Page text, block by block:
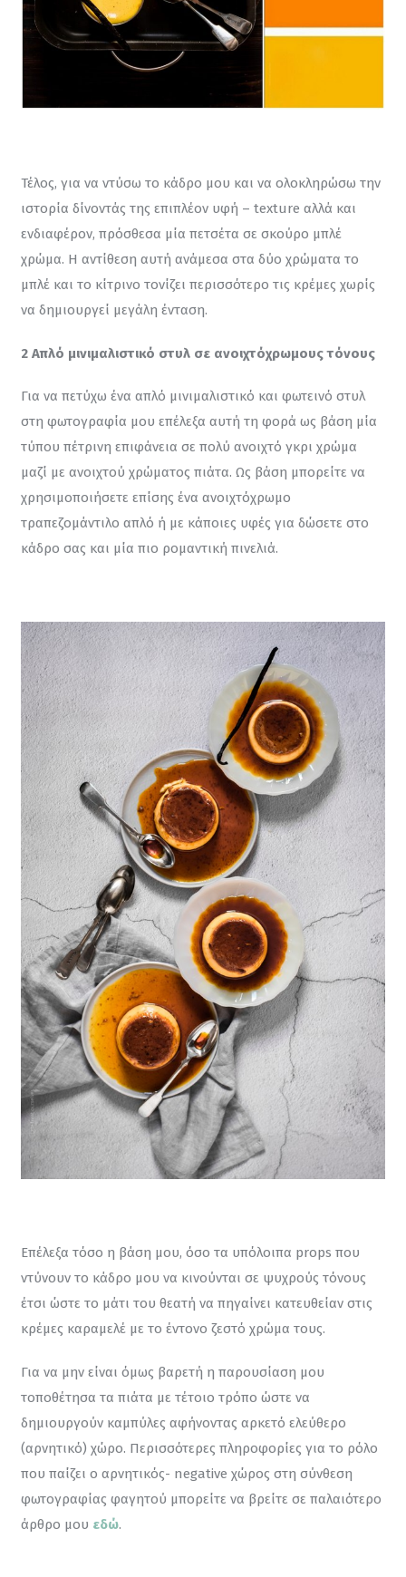
Τέλος, για να ντύσω το κάδρο μου και να ολοκληρώσω την
ιστορία δίνοντάς της επιπλέον υφή – texture αλλά και
ενδιαφέρον, πρόσθεσα μία πετσέτα σε σκούρο μπλέ
χρώμα. Η αντίθεση αυτή ανάμεσα στα δύο χρώματα το
μπλέ και το κίτρινο τονίζει περισσότερο τις κρέμες χωρίς
να δημιουργεί μεγάλη ένταση.
2 Απλό μινιμαλιστικό στυλ σε ανοιχτόχρωμους τόνους
Για να πετύχω ένα απλό μινιμαλιστικό και φωτεινό στυλ
στη φωτογραφία μου επέλεξα αυτή τη φορά ως βάση μία
τύπου πέτρινη επιφάνεια σε πολύ ανοιχτό γκρι χρώμα
μαζί με ανοιχτού χρώματος πιάτα. Ως βάση μπορείτε να
χρησιμοποιήσετε επίσης ένα ανοιχτόχρωμο
τραπεζομάντιλο απλό ή με κάποιες υφές για δώσετε στο
κάδρο σας και μία πιο ρομαντική πινελιά.
Επέλεξα τόσο η βάση μου, όσο τα υπόλοιπα props που
ντύνουν το κάδρο μου να κινούνται σε ψυχρούς τόνους
έτσι ώστε το μάτι του θεατή να πηγαίνει κατευθείαν στις
κρέμες καραμελέ με το έντονο ζεστό χρώμα τους.
Για να μην είναι όμως βαρετή η παρουσίαση μου
τοποθέτησα τα πιάτα με τέτοιο τρόπο ώστε να
δημιουργούν καμπύλες αφήνοντας αρκετό ελεύθερο
(αρνητικό) χώρο. Περισσότερες πληροφορίες για το ρόλο
που παίζει ο αρνητικός- negative χώρος στη σύνθεση
φωτογραφίας φαγητού μπορείτε να βρείτε σε παλαιότερο
άρθρο μου εδώ.